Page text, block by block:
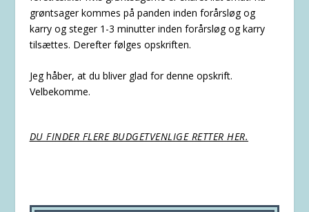
grøntsager kommes på panden inden forårsløg og
karry og steger 1-3 minutter inden forårsløg og karry
tilsættes. Derefter følges opskriften.
Jeg håber, at du bliver glad for denne opskrift.
Velbekomme.
DU FINDER FLERE BUDGETVENLIGE RETTER HER.